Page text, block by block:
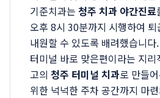
기준치과는 청주 치과 야간진료
오후 8시 30분까지 시행하여
내원할 수 있도록 배려했습니
터미널 바로 맞은편이라는 지
고의 청주 터미널 치과로 만들
위한 넉넉한 주차 공간까지 마